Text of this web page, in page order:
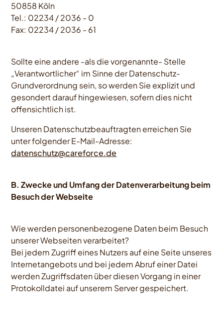
50858 Köln
Tel.: 02234 / 2036 - 0
Fax: 02234 / 2036 - 61
Sollte eine andere -als die vorgenannte- Stelle
„Verantwortlicher“ im Sinne der Datenschutz-
Grundverordnung sein, so werden Sie explizit und
gesondert darauf hingewiesen, sofern dies nicht
offensichtlich ist.
Unseren Datenschutzbeauftragten erreichen Sie
unter folgender E-Mail-Adresse:
datenschutz@careforce.de
B. Zwecke und Umfang der Datenverarbeitung beim
Besuch der Webseite
Wie werden personenbezogene Daten beim Besuch
unserer Webseiten verarbeitet?
Bei jedem Zugriff eines Nutzers auf eine Seite unseres
Internetangebots und bei jedem Abruf einer Datei
werden Zugriffsdaten über diesen Vorgang in einer
Protokolldatei auf unserem Server gespeichert.